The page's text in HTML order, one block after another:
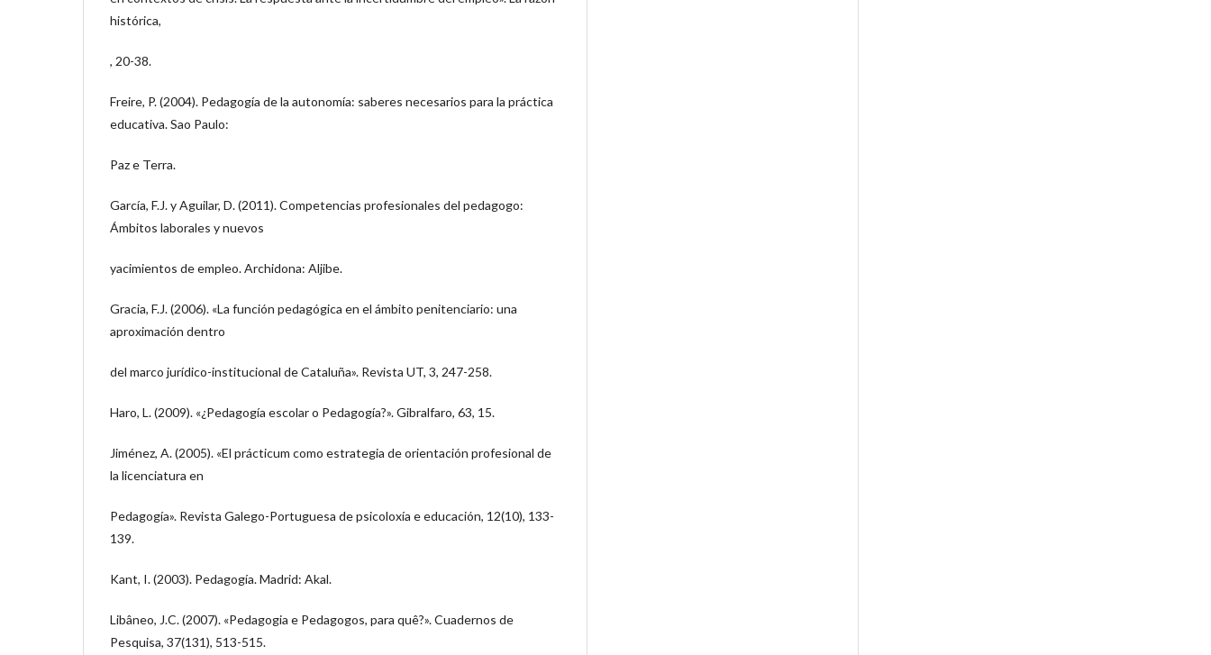
histórica,
, 20-38.
Freire, P. (2004). Pedagogía de la autonomía: saberes necesarios para la práctica
educativa. Sao Paulo:
Paz e Terra.
García, F.J. y Aguilar, D. (2011). Competencias profesionales del pedagogo:
Ámbitos laborales y nuevos
yacimientos de empleo. Archidona: Aljibe.
Gracia, F.J. (2006). «La función pedagógica en el ámbito penitenciario: una
aproximación dentro
del marco jurídico-institucional de Cataluña». Revista UT, 3, 247-258.
Haro, L. (2009). «¿Pedagogía escolar o Pedagogía?». Gibralfaro, 63, 15.
Jiménez, A. (2005). «El prácticum como estrategia de orientación profesional de
la licenciatura en
Pedagogía». Revista Galego-Portuguesa de psicoloxía e educación, 12(10), 133-
139.
Kant, I. (2003). Pedagogía. Madrid: Akal.
Libâneo, J.C. (2007). «Pedagogia e Pedagogos, para quê?». Cuadernos de
Pesquisa, 37(131), 513-515.